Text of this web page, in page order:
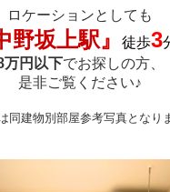
ロケーションとしても
野坂上駅』 徒歩3
万円以下でお探しの方、
是非ご覧ください♪
同建物別部屋参考写真となり